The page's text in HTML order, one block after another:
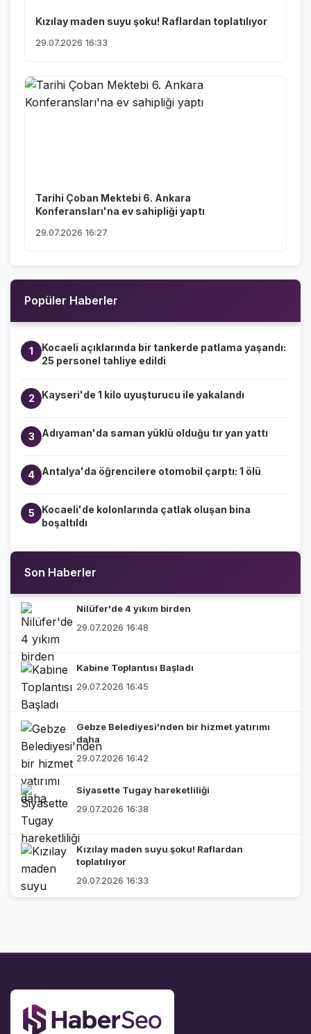
Kızılay maden suyu şoku! Raflardan toplatılıyor
29.07.2026 16:33
Tarihi Çoban Mektebi 6. Ankara
Konferansları'na ev sahipliği yaptı
29.07.2026 16:27
Popüler Haberler
1
Kocaeli açıklarında bir tankerde patlama yaşandı:
25 personel tahliye edildi
2 Kayseri'de 1 kilo uyuşturucu ile yakalandı
3 Adıyaman'da saman yüklü olduğu tır yan yattı
4 Antalya'da öğrencilere otomobil çarptı: 1 ölü
5
Kocaeli'de kolonlarında çatlak oluşan bina
boşaltıldı
Son Haberler
Nilüfer'de 4 yıkım birden
29.07.2026 16:48
Kabine Toplantısı Başladı
29.07.2026 16:45
Gebze Belediyesi'nden bir hizmet yatırımı
daha
29.07.2026 16:42
Siyasette Tugay hareketliliği
29.07.2026 16:38
Kızılay maden suyu şoku! Raflardan
toplatılıyor
29.07.2026 16:33